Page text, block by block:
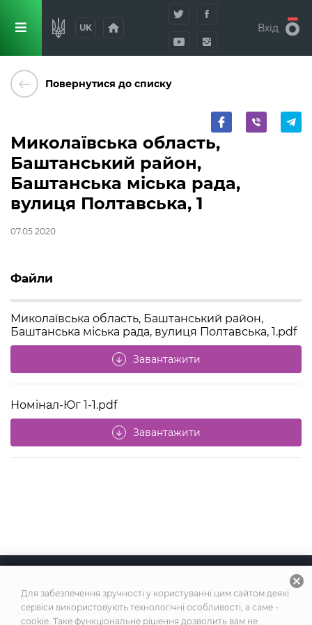
UK home Вхід
keyboard_backspace Повернутися до списку
Миколаївська область,
Баштанський район,
Баштанська міська рада,
вулиця Полтавська, 1
07.05.2020
Файли
Миколаївська область, Баштанський район,
Баштанська міська рада, вулиця Полтавська, 1.pdf
arrow_downward Завантажити
Номінал-Юг 1-1.pdf
arrow_downward Завантажити
2026 © Усі права захищено
Для забезпечення зручності у користуванні цим сайтом деякі
сервіси використовують технологічні особливості, а саме -
cookie. Таке функціональне рішення дозволить вам не
cancel